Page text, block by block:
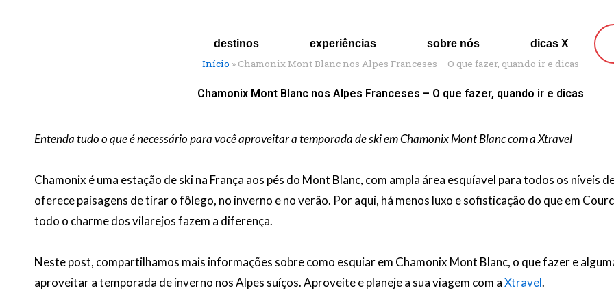
destinos experiências sobre nós dicas X
Início » Chamonix Mont Blanc nos Alpes Franceses – O que fazer, quando ir e dicas
Chamonix Mont Blanc nos Alpes Franceses – O que fazer, quando ir e dicas
Entenda tudo o que é necessário para você aproveitar a temporada de ski em Chamonix Mont Blanc com a Xtravel
Chamonix é uma estação de ski na França aos pés do Mont Blanc, com ampla área esquíavel para todos os níveis
oferece paisagens de tirar o fôlego, no inverno e no verão. Por aqui, há menos luxo e sofisticação do que em
todo o charme dos vilarejos fazem a diferença.
Neste post, compartilhamos mais informações sobre como esquiar em Chamonix Mont Blanc, o que fazer e
aproveitar a temporada de inverno nos Alpes suíços. Aproveite e planeje a sua viagem com aXtravel.